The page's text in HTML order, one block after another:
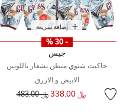
إضافة سريعة
- 30 %
جيس
جاكيت شتوي مبطن بشعار باللونين
الابيض و الازرق
﷼ 338.00 سعر مخفض من﷼ 483.00